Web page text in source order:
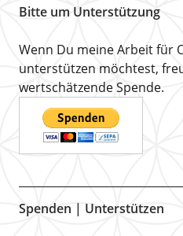
Bitte um Unterstützung
Wenn Du meine Arbeit für
unterstützen möchtest,
wertschätzende Spende.
Spenden | Unterstützen